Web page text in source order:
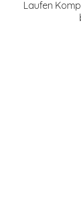
Laufen